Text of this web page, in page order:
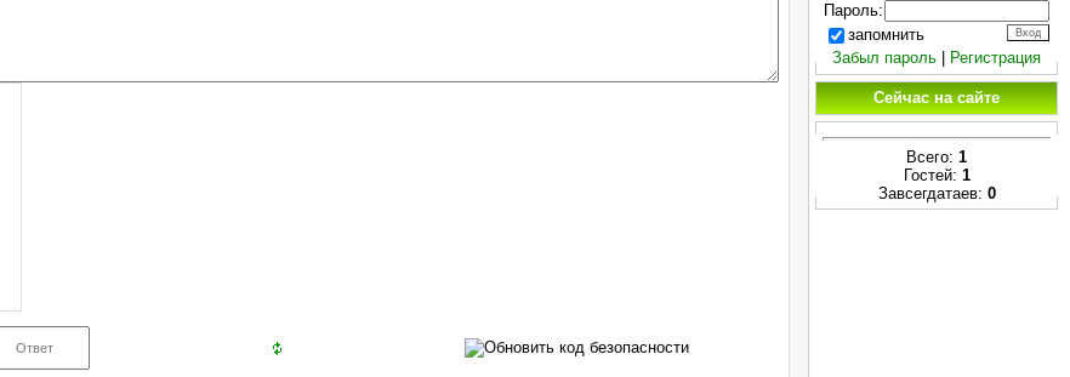
Пароль:
запомнить
Забыл пароль
Регистрация
Сейчас на сайте
Всего: 1
Гостей: 1
Завсегдатаев: 0